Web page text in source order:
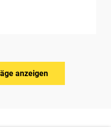
anzeigen